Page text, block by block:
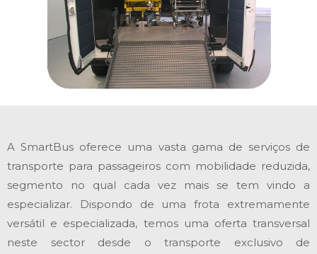
A SmartBus oferece uma vasta gama de serviços de
transporte para passageiros com mobilidade reduzida,
segmento no qual cada vez mais se tem vindo a
especializar. Dispondo de uma frota extremamente
versátil e especializada, temos uma oferta transversal
neste sector desde o transporte exclusivo de